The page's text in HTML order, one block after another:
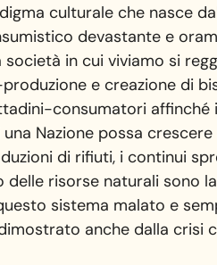
culturale che nasce
devastante e
in cui viviamo si
e creazione di
consumatori affinché
Nazione possa crescere
di rifiuti, i continui
delle risorse naturali sono
sistema malato e
anche dalla crisi